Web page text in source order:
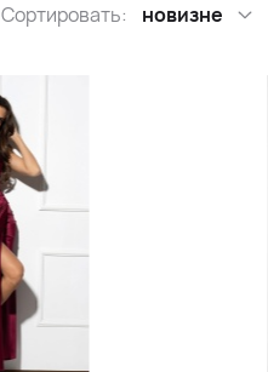
Сортировать: новизне